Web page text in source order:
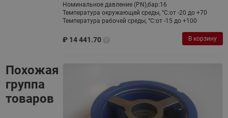
Номинальное давление (PN),бар:16
Температура окружающей среды, °С:от -20 до +70
Температура рабочей среды, °С:от -15 до +100
₽ 14 441.70 В корзину
Похожая
группа
товаров